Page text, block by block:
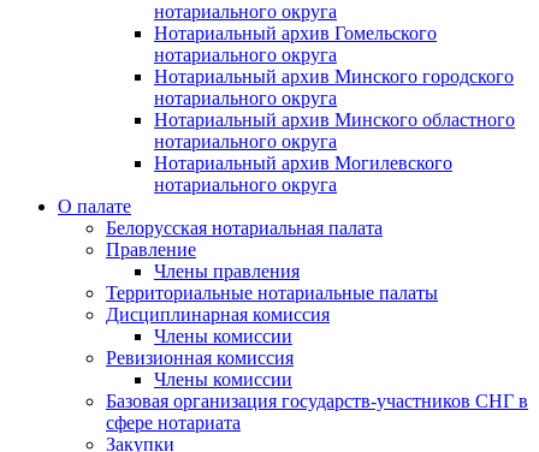
нотариального округа
Нотариальный архив Гомельского
нотариального округа
Нотариальный архив Минского городского
нотариального округа
Нотариальный архив Минского областного
нотариального округа
Нотариальный архив Могилевского
нотариального округа
О палате
Белорусская нотариальная палата
Правление
Члены правления
Территориальные нотариальные палаты
Дисциплинарная комиссия
Члены комиссии
Ревизионная комиссия
Члены комиссии
Базовая организация государств-участников СНГ в
сфере нотариата
Закупки